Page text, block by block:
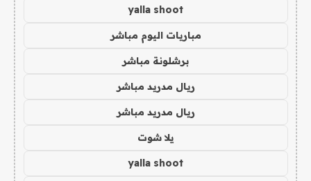
yalla shoot
مباريات اليوم مباشر
برشلونة مباشر
ريال مدريد مباشر
ريال مدريد مباشر
يلا شوت
yalla shoot